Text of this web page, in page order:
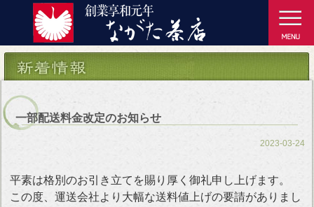
一部配送料金改定のお知らせ
2023-03-24
平素は格別のお引き立てを賜り厚く御礼申し上げます。
この度、運送会社より大幅な送料値上げの要請がありまし